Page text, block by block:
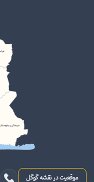
موقعیت در نقشه گوگل